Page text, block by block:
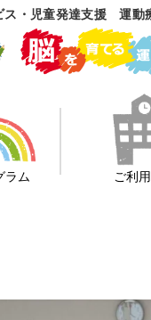
ス・児童発達支援 運動
ラム ご利